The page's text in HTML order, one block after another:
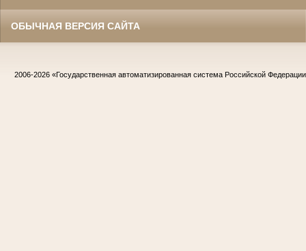
ОБЫЧНАЯ ВЕРСИЯ САЙТА
2006-2026 «Государственная автоматизированная система Российской